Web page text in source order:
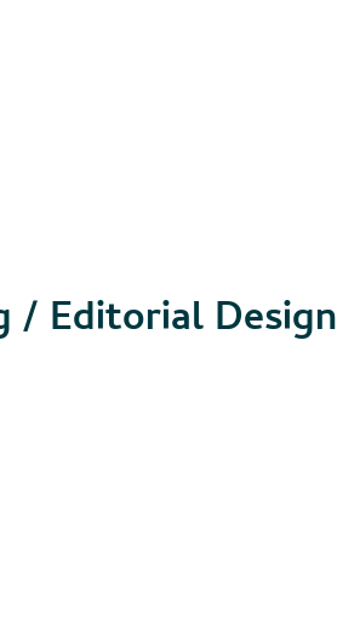
/ Editorial Design